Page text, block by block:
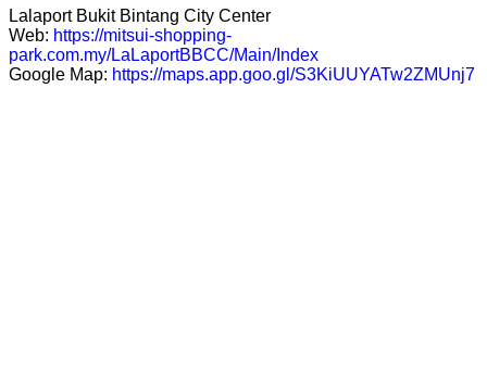
Lalaport Bukit Bintang City Center
Web: https://mitsui-shopping-
park.com.my/LaLaportBBCC/Main/Index
Google Map: https://maps.app.goo.gl/S3KiUUYATw2ZMUnj7